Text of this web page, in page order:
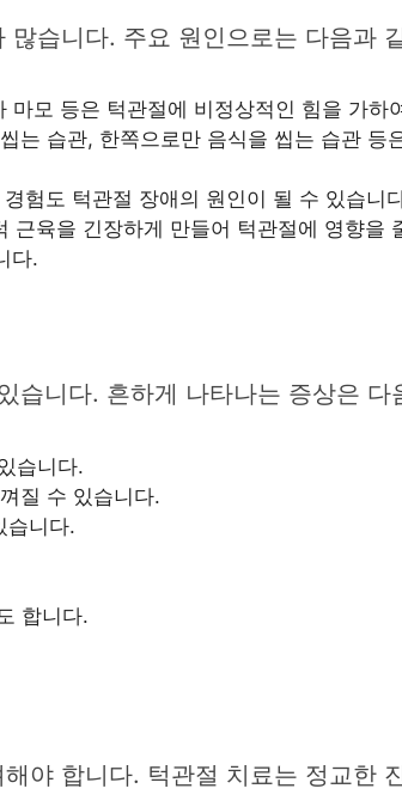
습니다. 주요 원인으로는 다음과
모 등은 턱관절에 비정상적인 힘을 가하
습관, 한쪽으로만 음식을 씹는 습관 등
험도 턱관절 장애의 원인이 될 수 있습니
육을 긴장하게 만들어 턱관절에 영향을
다.
습니다. 흔하게 나타나는 증상은 다
습니다.
질 수 있습니다.
습니다.
합니다.
야 합니다. 턱관절 치료는 정교한